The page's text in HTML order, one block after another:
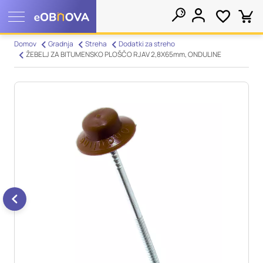
Domov Gradnja Streha
Dodatki za streho
ŽEBELJ ZA BITUMENSKO PLOŠČO RJAV 2,8X65mm, ONDULINE
Nastavitve piškotkov
pridobi informacije iz vašega brskalnika, večinoma v obliki
piškotkov. Te informacije se lahko navezujejo na vas, vaše
nastavitve, vašo napravo ali pa skrbijo, da vaše spletno mesto
deluje v skladu z vašimi pričakovanji. Te informacije običajno
ne razkrivajo neposredno vaše identitete, vendar vam lahko
zagotovijo bolj prilagojeno spletno uporabniško izkušnjo.
Nekatere vrste piškotkov lahko zavrnete. Klikajte različna
imena kategorij, da si ogledate več informacij in spremenite
privzete nastavitve. Blokiranje določenih vrst piškotkov vpliva
na vašo uporabo tega spletnega mesta in naše storitve.